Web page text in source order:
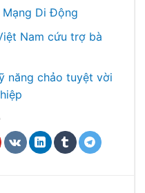
Mạng Di Động
Nam cứu trợ bà
năng chảo tuyệt vời